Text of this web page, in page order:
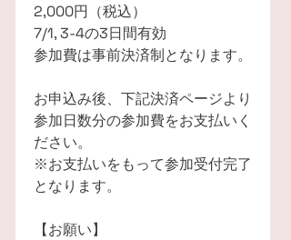
2,000円（税込）
7/1, 3-4の3日間有効
参加費は事前決済制となります。
お申込み後、下記決済ページより
参加日数分の参加費をお支払いく
ださい。
※お支払いをもって参加受付完了
となります。
【お願い】